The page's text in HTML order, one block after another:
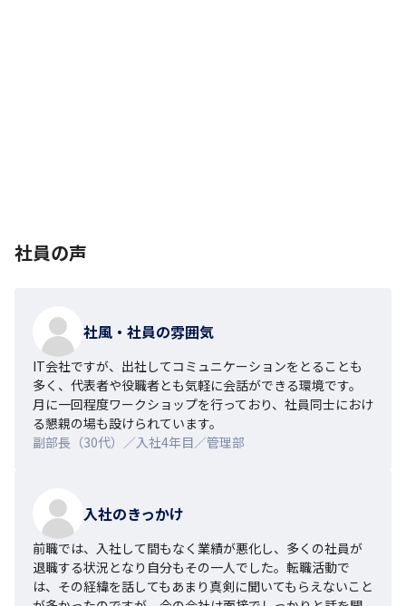
社員の声
社風・社員の雰囲気
IT会社ですが、出社してコミュニケーションをとることも
多く、代表者や役職者とも気軽に会話ができる環境です。
月に一回程度ワークショップを行っており、社員同士におけ
る懇親の場も設けられています。
副部長（30代）／入社4年目／管理部
入社のきっかけ
前職では、入社して間もなく業績が悪化し、多くの社員が
退職する状況となり自分もその一人でした。転職活動で
は、その経緯を話してもあまり真剣に聞いてもらえないこと